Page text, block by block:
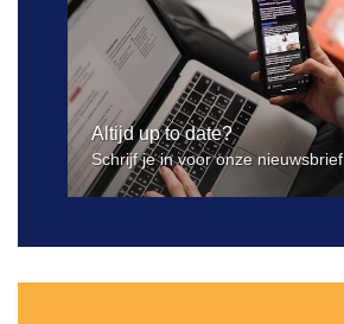
Altijd up to date?
Schrijf je in voor onze nieuwsbrief